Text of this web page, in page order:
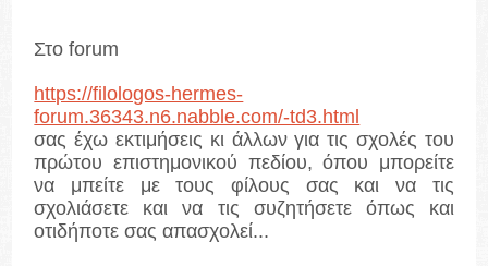
Στο forum
https://filologos-hermes-
forum.36343.n6.nabble.com/-td3.html
σας έχω εκτιμήσεις κι άλλων για τις σχολές του
πρώτου επιστημονικού πεδίου, όπου μπορείτε
να μπείτε με τους φίλους σας και να τις
σχολιάσετε και να τις συζητήσετε όπως και
οτιδήποτε σας απασχολεί...